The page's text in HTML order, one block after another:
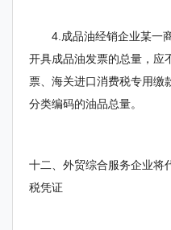
4.成品油经销企业某一商
开具成品油发票的总量，应
票、海关进口消费税专用缴
分类编码的油品总量。
十二、外贸综合服务企业将
税凭证